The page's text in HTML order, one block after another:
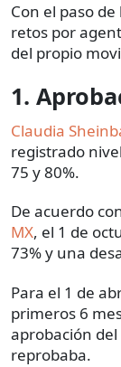
Con el paso
retos por
del propio
1.
Claudia
registrado
75 y 80%.
De acuerdo
MX, el 1 de
73% y una
Para el 1 de
primeros 6
aprobación
reprobaba.